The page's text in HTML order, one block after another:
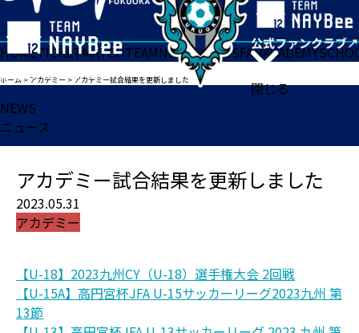
閉じる
HOMETICKETMATCHTEAMNEWSGOODSFANACADEMY
ホーム > アカデミー > アカデミー試合結果を更新しました
NEWS
ニュース
アカデミー試合結果を更新しました
2023.05.31
アカデミー
【U-18】2023九州CY（U-18）選手権大会 2回戦
【U-15A】高円宮杯JFA U-15サッカーリーグ2023九州 第
13節